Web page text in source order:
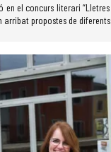
en el concurs literari
propostes de